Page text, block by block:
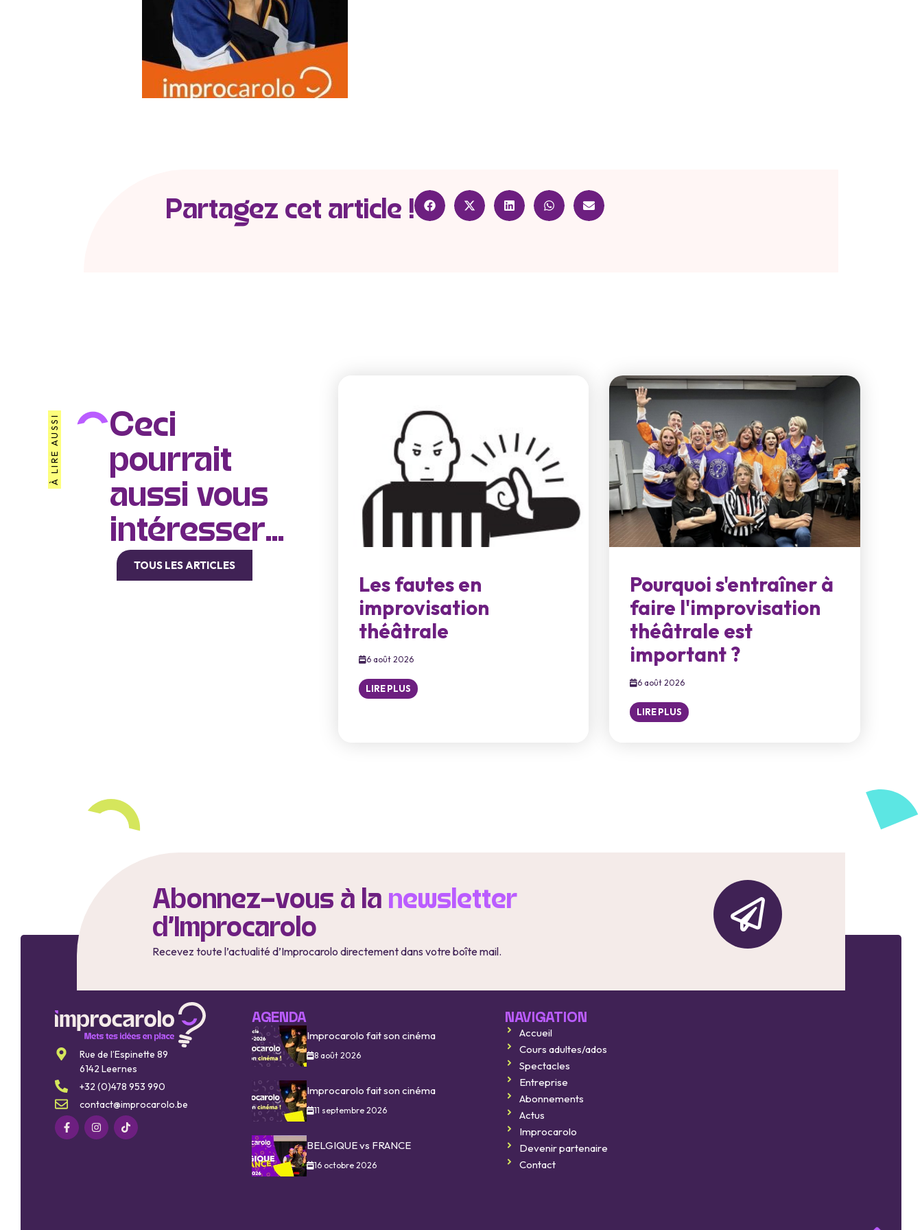
Partagez cet article !
À LIRE AUSSI
Ceci
pourrait
aussi vous
intéresser...
TOUS LES ARTICLES
Les fautes en
improvisation
théâtrale
6 août 2026
LIRE PLUS
Pourquoi s'entraîner à
faire l'improvisation
théâtrale est
important ?
6 août 2026
LIRE PLUS
Abonnez-vous à la newsletter
d'Improcarolo
Recevez toute l’actualité d’Improcarolo directement dans votre boîte mail.
Rue de l’Espinette 89
6142 Leernes
+32 (0)478 953 990
contact@improcarolo.be
AGENDA
Improcarolo fait son cinéma
8 août 2026
Improcarolo fait son cinéma
11 septembre 2026
BELGIQUE vs FRANCE
16 octobre 2026
NAVIGATION
Accueil
Cours adultes/ados
Spectacles
Entreprise
Abonnements
Actus
Improcarolo
Devenir partenaire
Contact